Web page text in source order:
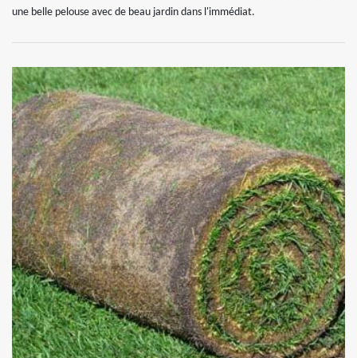
une belle pelouse avec de beau jardin dans l'immédiat.